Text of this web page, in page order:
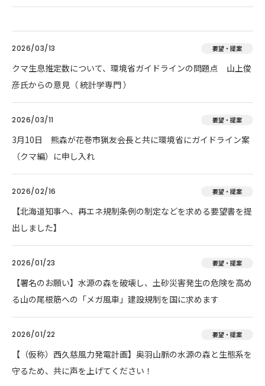
2026/03/13 要望・提案
クマ生息推定数について、環境省ガイドラインの問題点 山上俊
彦氏からの意見（ 統計学専門 ）
2026/03/11 要望・提案
3月10日 熊森が花巻市猟友会長と共に環境省にガイドライン案
（クマ編）に申し入れ
2026/02/16 要望・提案
【北海道知事へ、再エネ規制条例の制定などを求める要望書を提
出しました】
2026/01/23 要望・提案
【署名のお願い】水源の森を破壊し、土砂災害発生の危険を高め
る山の尾根筋への「メガ風車」建設規制を国に求めます
2026/01/22 要望・提案
【（仮称）西久慈風力発電計画】奥羽山脈の水源の森と生態系を
守るため、共に声を上げてください！